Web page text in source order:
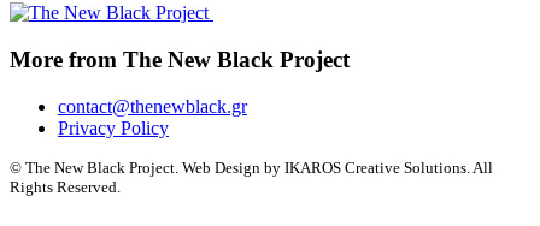
More from The New Black Project
contact@thenewblack.gr
Privacy Policy
© The New Black Project. Web Design by IKAROS Creative Solutions. All
Rights Reserved.